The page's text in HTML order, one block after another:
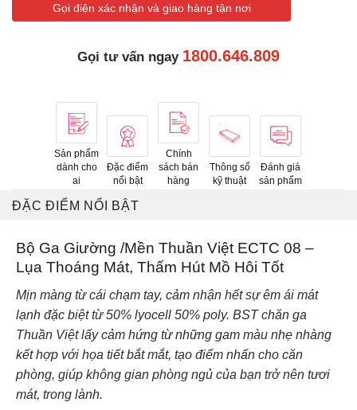
Gọi điện xác nhận và giao hàng tận nơi
Gọi tư vấn ngay 1800.646.809
Sản phẩm
dành cho
ai
Đặc điểm
nổi bật
Chính
sách bán
hàng
Thông số
kỹ thuật
Đánh giá
sản phẩm
ĐẶC ĐIỂM NỔI BẬT
Bộ Ga Giường /Mền Thuần Việt ECTC 08 –
Lụa Thoáng Mát, Thấm Hút Mồ Hôi Tốt
Mịn màng từ cái chạm tay, cảm nhận hết sự êm ái mát
lạnh đặc biệt từ 50% lyocell 50% poly. BST chăn ga
Thuần Việt lấy cảm hứng từ những gam màu nhẹ nhàng
kết hợp với họa tiết bắt mắt, tạo điểm nhấn cho căn
phòng, giúp không gian phòng ngủ của bạn trở nên tươi
mát, trong lành.